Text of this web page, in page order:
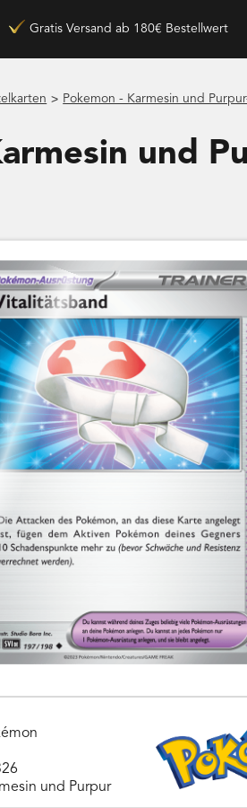
Gratis Versand ab 180€ Bestellwert
> Pokemon - Karmesin und
und
und Purpur